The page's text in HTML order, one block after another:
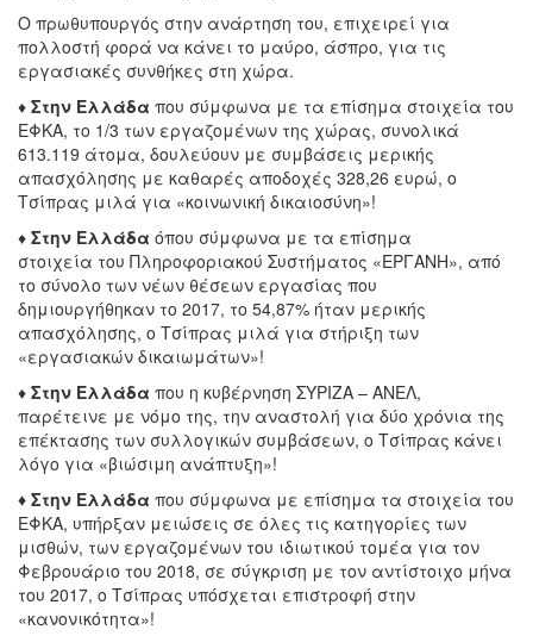
Ο πρωθυπουργός στην ανάρτηση του, επιχειρεί για
πολλοστή φορά να κάνει το μαύρο, άσπρο, για τις
εργασιακές συνθήκες στη χώρα.
♦ Στην Ελλάδα που σύμφωνα με τα επίσημα στοιχεία του
ΕΦΚΑ, το 1/3 των εργαζομένων της χώρας, συνολικά
613.119 άτομα, δουλεύουν με συμβάσεις μερικής
απασχόλησης με καθαρές αποδοχές 328,26 ευρώ, ο
Τσίπρας μιλά για «κοινωνική δικαιοσύνη»!
♦ Στην Ελλάδα όπου σύμφωνα με τα επίσημα
στοιχεία του Πληροφοριακού Συστήματος «ΕΡΓΑΝΗ», από
το σύνολο των νέων θέσεων εργασίας που
δημιουργήθηκαν το 2017, το 54,87% ήταν μερικής
απασχόλησης, ο Τσίπρας μιλά για στήριξη των
«εργασιακών δικαιωμάτων»!
♦ Στην Ελλάδα που η κυβέρνηση ΣΥΡΙΖΑ – ΑΝΕΛ,
παρέτεινε με νόμο της, την αναστολή για δύο χρόνια της
επέκτασης των συλλογικών συμβάσεων, ο Τσίπρας κάνει
λόγο για «βιώσιμη ανάπτυξη»!
♦ Στην Ελλάδα που σύμφωνα με επίσημα τα στοιχεία του
ΕΦΚΑ, υπήρξαν μειώσεις σε όλες τις κατηγορίες των
μισθών, των εργαζομένων του ιδιωτικού τομέα για τον
Φεβρουάριο του 2018, σε σύγκριση με τον αντίστοιχο μήνα
του 2017, ο Τσίπρας υπόσχεται επιστροφή στην
«κανονικότητα»!